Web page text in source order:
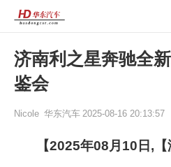
济南利之星奔驰全
鉴会
Nicole 华东汽车 2025-08-16 20:13:57
【2025年08月10日,【